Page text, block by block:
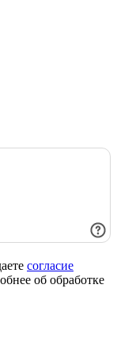
согласие
об обработке